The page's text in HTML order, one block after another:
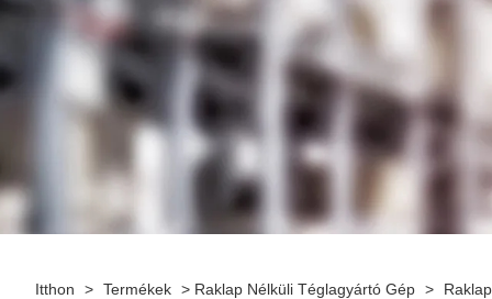
Itthon > Termékek > Raklap Nélküli Téglagyártó Gép >